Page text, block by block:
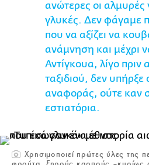
ανώτερες οι αλμυρές
γλυκές. Δεν φάγαμε
που να αξίζει να
ανάμνηση και μέχρι
Αντίγκουα, λίγο πριν
ταξιδιού, δεν υπήρξε
αναφοράς, ούτε καν
εστιατόρια.
Χρησιμοποιεί πρώτες ύλες της